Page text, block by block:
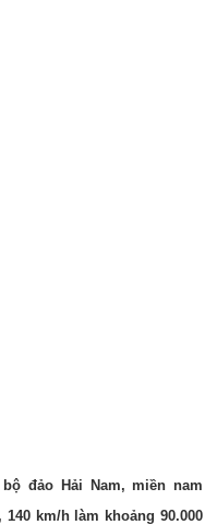
đảo Hải Nam, miền nam
km/h làm khoảng 90.000